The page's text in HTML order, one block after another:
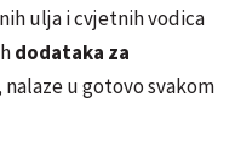
ulja i cvjetnih vodica
dodataka za
u gotovo svakom